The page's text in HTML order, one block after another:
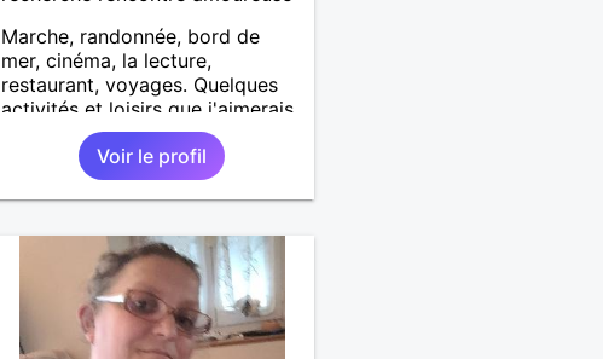
Marche, randonnée, bord de
mer, cinéma, la lecture,
restaurant, voyages. Quelques
activités et loisirs que j'aimerais
partager ainsi que les vôtres.
Recevoir mes enfants, mes
petits-enfants et mes amis.
Bénévolat auprès des enfants à
indépendant... Se rencontrer,
être à l’écoute, échanger avec
une personne de confiance,
pour une vie de partage, de
tendresse. Les voyages et où
Voir le profil